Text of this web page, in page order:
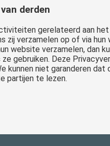
derden
gerelateerd aan
zij verzamelen op of via
website verzamelen, dan
gebruiken. Deze
kunnen niet garanderen
partijen te lezen.